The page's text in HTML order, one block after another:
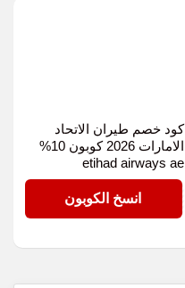
كود خصم طيران الاتحاد
الامارات 2026 كوبون 10%
etihad airways ae
ET96انسخ الكوبون